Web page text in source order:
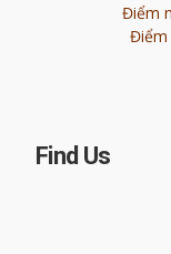
Điểm
Điểm
Find Us